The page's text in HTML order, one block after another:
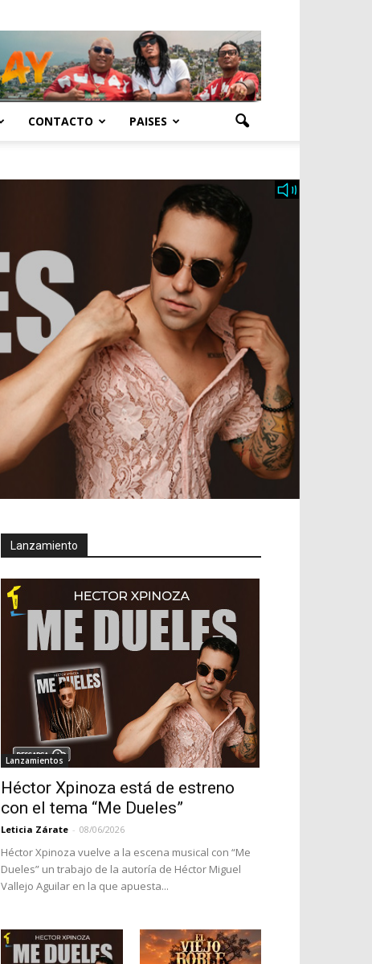
CONTACTO PAISES
Lanzamiento
Lanzamientos
Héctor Xpinoza está de estreno
con el tema “Me Dueles”
Leticia Zárate - 08/06/2026
Héctor Xpinoza vuelve a la escena musical con “Me
Dueles” un trabajo de la autoría de Héctor Miguel
Vallejo Aguilar en la que apuesta...